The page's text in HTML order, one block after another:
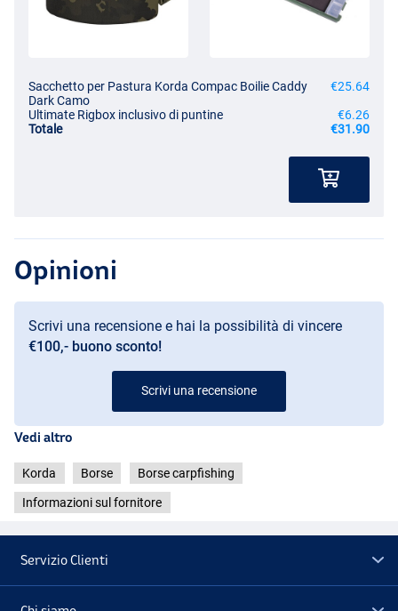
Sacchetto per Pastura Korda Compac Boilie Caddy
Dark Camo
€25.64
Ultimate Rigbox inclusivo di puntine
€6.26
Totale
€31.90
Opinioni
Scrivi una recensione e hai la possibilità di vincere
€100,- buono sconto!
Scrivi una recensione
Vedi altro
Korda Borse Borse carpfishing
Informazioni sul fornitore
Servizio Clienti